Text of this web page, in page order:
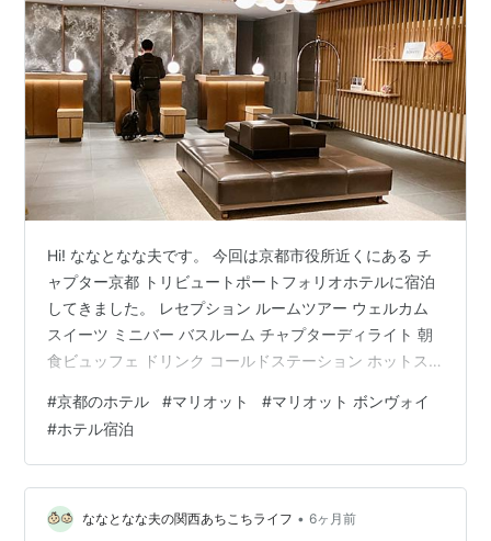
Hi! ななとなな夫です。 今回は京都市役所近くにある チ
ャプター京都 トリビュートポートフォリオホテルに宿泊
してきました。 レセプション ルームツアー ウェルカム
スイーツ ミニバー バスルーム チャプターディライト 朝
食ビュッフェ ドリンク コールドステーション ホットス
場 フィットネスセンター まとめ ホテル基本情報 レセプ
ション ルームツアー 今回宿泊したお部屋はトリビュート
ルーム (シャワーのみ) *大浴場があるので、シャワーのみ
のお部屋で宿泊料金を節約しました。 ウェルカムスイー
ツ カラフルな金平糖とおかき。どちらも美味しかった…
#京都のホテル #マリオット #マリオット ボンヴォイ
#ホテル宿泊
ななとなな夫の関西あちこちライフ • 6ヶ月前